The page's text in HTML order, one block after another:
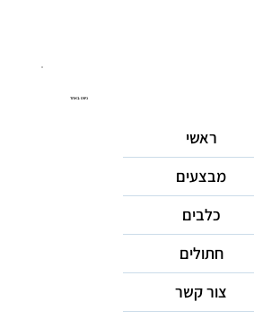
ניווט באתר
ראשי
מבצעים
כלבים
חתולים
צור קשר